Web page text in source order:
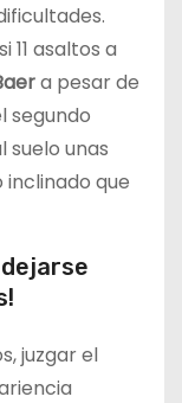
asaltos a
a pesar de
segundo
suelo unas
inclinado que
juzgar el